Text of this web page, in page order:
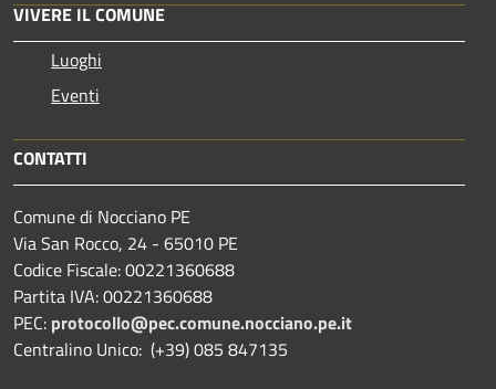
VIVERE IL COMUNE
Luoghi
Eventi
CONTATTI
Comune di Nocciano PE
Via San Rocco, 24 - 65010 PE
Codice Fiscale: 00221360688
Partita IVA: 00221360688
PEC: protocollo@pec.comune.nocciano.pe.it
Centralino Unico: (+39) 085 847135